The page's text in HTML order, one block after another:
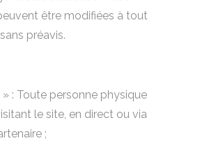
être modifiées à tout
préavis.
: Toute personne physique
le site, en direct ou via
;